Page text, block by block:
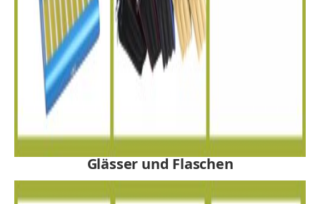
Glässer und Flaschen